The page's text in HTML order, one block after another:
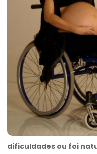
dificuldades ou foi